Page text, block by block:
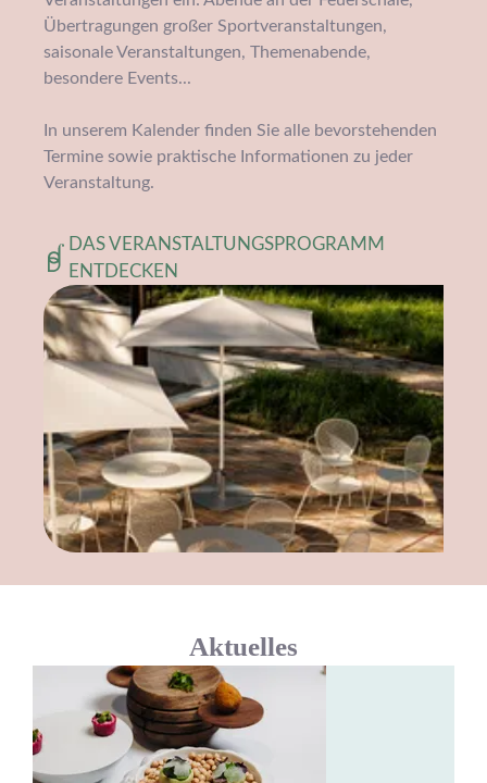
Übertragungen großer Sportveranstaltungen,
saisonale Veranstaltungen, Themenabende,
besondere Events...
In unserem Kalender finden Sie alle bevorstehenden
Termine sowie praktische Informationen zu jeder
Veranstaltung.
DAS VERANSTALTUNGSPROGRAMM
ENTDECKEN
Aktuelles